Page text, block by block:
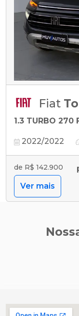
Fiat
1.3 TURBO 270
2022/2022
de R$ 142.900
Ver mais